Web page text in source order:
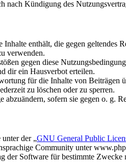
nach Kündigung des
enthält, die gegen geltendes
verwenden.
gegen diese
dir ein Hausverbot erteilen.
für die Inhalte von Beiträgen
zu löschen oder zu sperren.
abzuändern, sofern sie gegen o. g.
der „GNU General Public
Community unter
der Software für bestimmte